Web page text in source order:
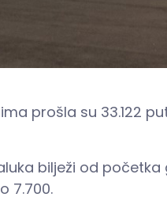
prošla su 33.122
bilježi od
7.700.